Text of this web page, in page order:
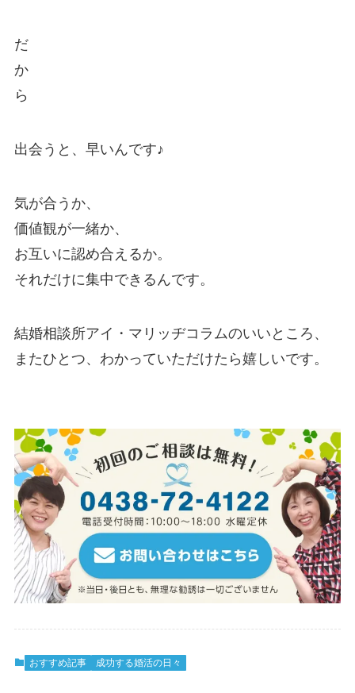
だ
か
ら
出会うと、早いんです♪
気が合うか、
価値観が一緒か、
お互いに認め合えるか。
それだけに集中できるんです。
結婚相談所アイ・マリッヂコラムのいいところ、
またひとつ、わかっていただけたら嬉しいです。
おすすめ記事 成功する婚活の日々